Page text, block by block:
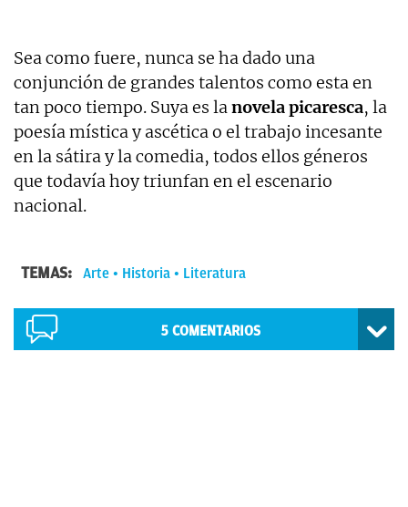
Sea como fuere, nunca se ha dado una
conjunción de grandes talentos como esta en
tan poco tiempo. Suya es lanovela picaresca, la
poesía mística y ascética o el trabajo incesante
en la sátira y la comedia, todos ellos géneros
que todavía hoy triunfan en el escenario
nacional.
TEMAS: Arte Historia Literatura
5 COMENTARIOS